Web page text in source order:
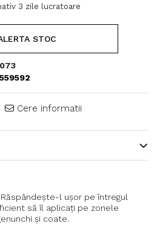
3 zile lucratoare
STOC
Cere informatii
Răspândește-l ușor pe întregul
să îl aplicați pe zonele
și coate.